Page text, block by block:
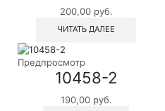
200,00 руб.
ЧИТАТЬ ДАЛЕЕ
Предпросмотр
10458-2
190,00 руб.